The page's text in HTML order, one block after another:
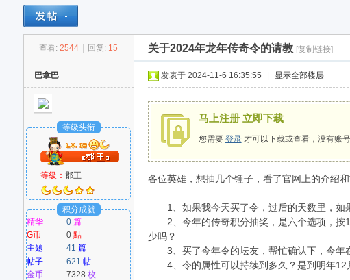
M
› ›
查看: 2544 回复: 15 关于2024年龙年传奇令的请教 [复制链接]
巴拿巴
等级头衔
等級：郡王
积分成就
精华
0 篇
G币
0點
主题
41 篇
帖子
621 帖
金币
7328枚
发表于 2024-11-6 16:35:55 显示全部楼层
马上注册 立即下载
您需要 登录才可以下载或查看，没有账
各位英雄，想抽几个锤子，看了官网上的介绍
1、如果我今天买了令，过后的天数里，如
2、今年的传奇积分抽奖，是六个选项，按1/
少吗？
3、买了今年令的坛友，帮忙确认下，今年
4、令的属性可以持续到多久？是到明年12